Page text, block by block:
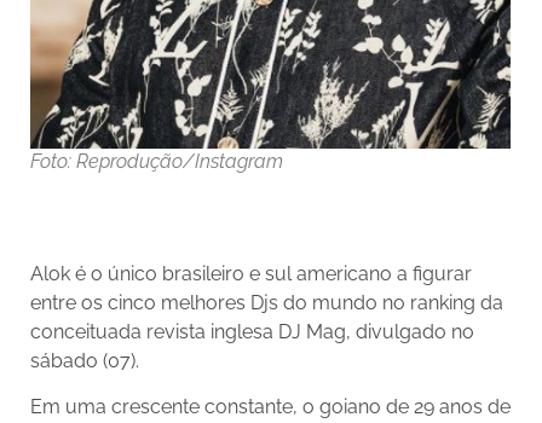
Foto: Reprodução/Instagram
Alok é o único brasileiro e sul americano a figurar
entre os cinco melhores Djs do mundo no ranking da
conceituada revista inglesa DJ Mag, divulgado no
sábado (07).
Em uma crescente constante, o goiano de 29 anos de